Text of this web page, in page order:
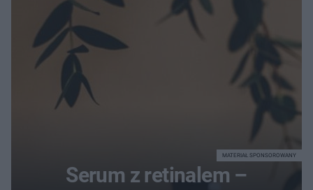
Serum z retinalem –
MATERIAŁ SPONSOROWANY